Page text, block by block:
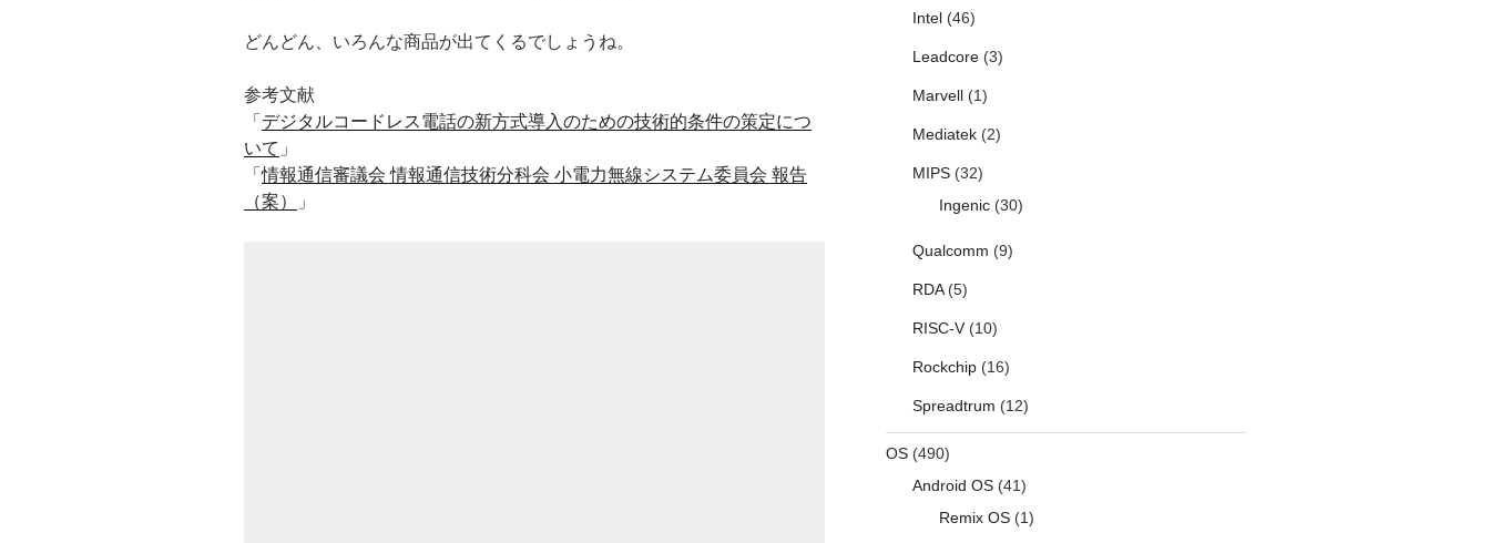
どんどん、いろんな商品が出てくるでしょうね。
参考文献
「 デジタルコードレス電話の新方式導入のための技術的条件の策定につ
いて 」
「情報通信審議会 情報通信技術分科会 小電力無線システム委員会 報告
（案）
」
Intel(46)
Leadcore(3)
Marvell(1)
Mediatek(2)
MIPS(32)
Ingenic(30)
Qualcomm (9)
RDA(5)
RISC-V(10)
Rockchip(16)
Spreadtrum (12)
OS(490)
Android OS(41)
Remix OS(1)